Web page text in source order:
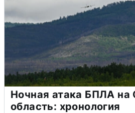
Ночная атака БПЛА
область: хронология